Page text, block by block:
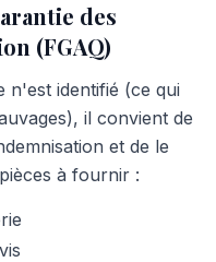
des
(FGAQ)
n'est identifié (ce qui
il convient de
et de le
à fournir :